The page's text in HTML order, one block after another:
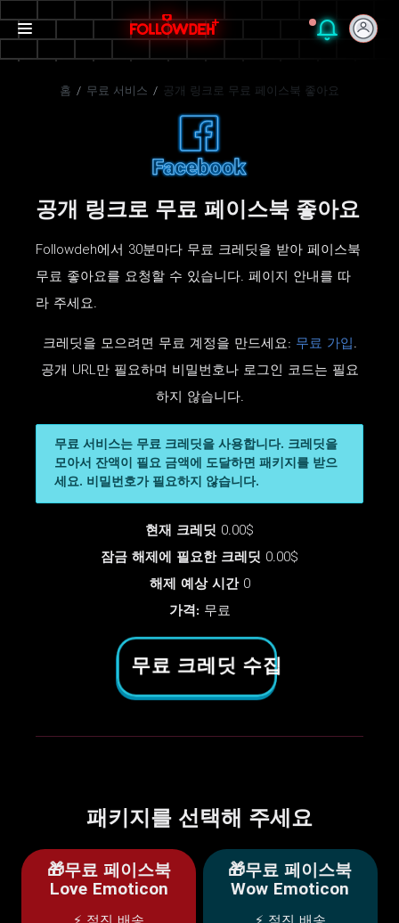
홈 / 무료 서비스 / 공개 링크로 무료 페이스북 좋아요
공개 링크로 무료 페이스북 좋아요
Followdeh에서 30분마다 무료 크레딧을 받아 페이스북
무료 좋아요를 요청할 수 있습니다. 페이지 안내를 따
라 주세요.
크레딧을 모으려면 무료 계정을 만드세요: 무료 가입.
공개 URL만 필요하며 비밀번호나 로그인 코드는 필요
하지 않습니다.
무료 서비스는 무료 크레딧을 사용합니다. 크레딧을
모아서 잔액이 필요 금액에 도달하면 패키지를 받으
세요. 비밀번호가 필요하지 않습니다.
현재 크레딧 0.00$
잠금 해제에 필요한 크레딧 0.00$
해제 예상 시간0
가격: 무료
무료 크레딧 수집
패키지를 선택해 주세요
🎁무료 페이스북
Love Emoticon
🎁무료 페이스북
Wow Emoticon